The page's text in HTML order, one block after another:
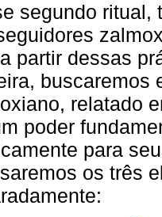
segundo ritual,
partir dessas
buscaremos
relatado
poder
para
os três